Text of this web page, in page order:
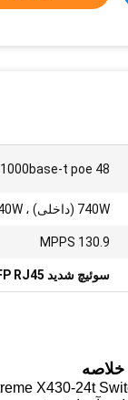
48 x 10/100/1000base-t poe+
740W (داخلی) ، 1440W (با RPS)
130.9 MPPS
سوئیچ شدید avb SFP RJ45